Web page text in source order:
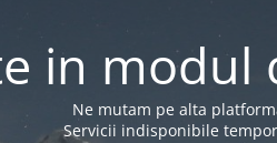
in
Ne mutam pe alta
Servicii indisponibile